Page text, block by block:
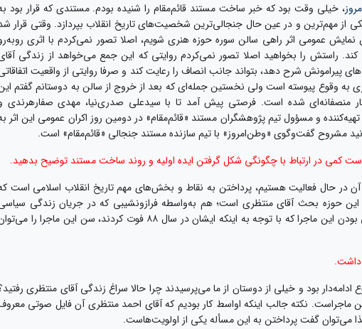
، خیلی وقت بود که خبر ساخت مستند قائم‌مقام را شنیده بودم. مستندی که قرار بود
از مهم‌ترین و در عین حال جنجالی‌ترین شخصیت‌های تاریخ انقلاب بپردازد. وقتی قرار
نمایش عمومی اثر راهی سالن سوره حوزه هنری شویم، اصلا تصور نمی‌کردم با اثری
را میخکوب کند. راستش را بخواهید اصلا تصور نمی‌کردم روایتی که این جمع می‌خواهد از زندگی
پیرامونش شرح دهد، بتواند جانب انصاف را رعایت کند و صرفا روایتی از واقعیت
به وقوع پیوسته است ولی نخستین جمله‌ای که بعد از خروج از سالن به دوستانم گفتم
کار منصفانه‌ای شده است. فرصتی پیش آمد تا با سیدعلی صدری‌نیا، مهدی صفارهرندی
و مسؤول تیم پژوهشگران مستند «قائم‌مقام» در دومین روز اکران عمومی این اثر
مشروح گفت‌وگوی «وطن‌امروز» با تیم سازنده مستند جنجالی «قائم‌مقام» است.
کمی در ارتباط با چگونگی شکل گرفتن ایده اولیه و روند ساخت مستند توضیح بدهید.
در حال فعالیت هستیم، پرداختن به نقاط و بخش‌های مهم تاریخ انقلاب اسلامی است
این حوزه بحث آقای منتظری است؛ هم به‌واسطه فرازونشیبی که در جریان زندگی
ایشان پیش آمد و هم به‌واسطه طولانی بودن این ماجرا که با توجه به اینکه ایشان در سال ۸۸ فوت کردند، سن این ماجرا را
داشت.
بود و خیلی از دوستان از ما می‌پرسیدند چرا حالا سراغ زندگی آقای منتظری
ماجراست. نکته جالب اینکه اواسط کار بودیم که آقای احمد منتظری آن فایل صوتی
می‌توان گفت پرداختن به این مسأله یکی از اولویت‌هاست.